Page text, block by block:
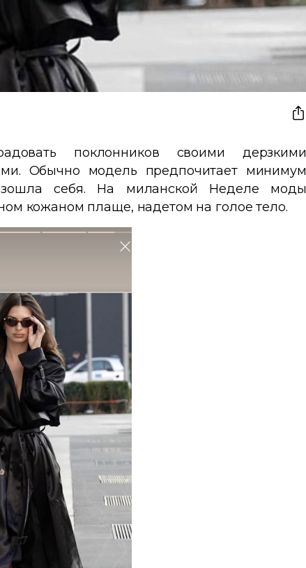
поклонников своими дерзкими
Обычно модель предпочитает минимум
себя. На миланской Неделе моды
кожаном плаще, надетом на голое тело.